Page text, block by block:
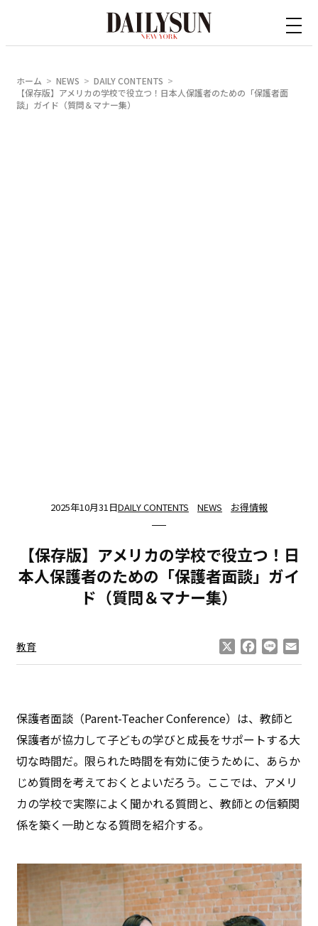
ホーム NEWS
DAILY CONTENTS
【保存版】アメリカの学校で役立つ！日本人保護者のための「保護者面
談」ガイド（質問＆マナー集）
2025年10月31日DAILY CONTENTS NEWS お得情報
【保存版】アメリカの学校で役立つ！日
本人保護者のための「保護者面談」ガイ
ド（質問＆マナー集）
教育 Facebook
Line
保護者面談（Parent-Teacher Conference）は、教師と
保護者が協力して子どもの学びと成長をサポートする大
切な時間だ。限られた時間を有効に使うために、あらか
じめ質問を考えておくとよいだろう。ここでは、アメリ
カの学校で実際によく聞かれる質問と、教師との信頼関
係を築く一助となる質問を紹介する。